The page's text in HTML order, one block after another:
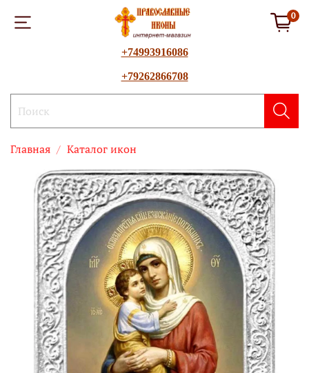
0
+74993916086
+79262866708
Главная Каталог икон